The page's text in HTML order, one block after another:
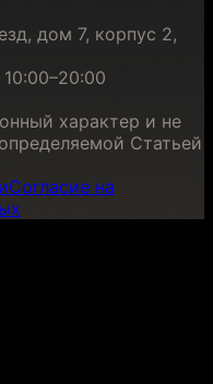
дом 7, корпус 2,
характер и не
Статьей
Согласие на